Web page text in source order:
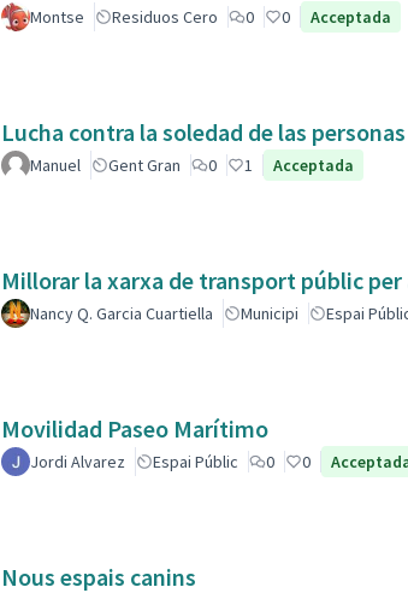
Montse Residuos Cero 0 0 Acceptada
Lucha contra la soledad de las
Manuel Gent Gran 0 1 Acceptada
Millorar la xarxa de transport públic
Nancy Q. Garcia Cuartiella Municipi Espai
Movilidad Paseo Marítimo
Jordi Alvarez Espai Públic 0 0
Nous espais canins